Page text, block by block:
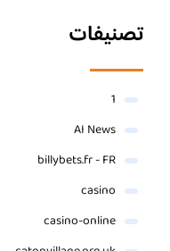
تصنيفات
1
AI News
billybets.fr - FR
casino
casino-online